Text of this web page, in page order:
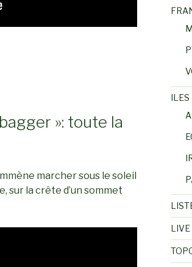
»: toute la
marcher sous le soleil
sur la crête d’un sommet
ILES
LIVE